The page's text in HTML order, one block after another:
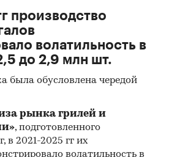
производство
волатильность в
до 2,9 млн шт.
была обусловлена чередой
рынка грилей и
, подготовленного
в 2021-2025 гг их
волатильность в